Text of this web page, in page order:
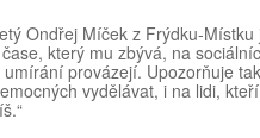
Ondřej Míček z Frýdku-
který mu zbývá, na
umírání provázejí. Upozorňuje
vydělávat, i na lidi,